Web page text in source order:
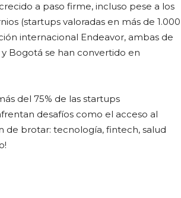
a paso firme, incluso pese a los
(startups valoradas en más de 1.000
internacional Endeavor, ambas de
Bogotá se han convertido en
del 75% de las startups
desafíos como el acceso al
de brotar: tecnología, fintech, salud